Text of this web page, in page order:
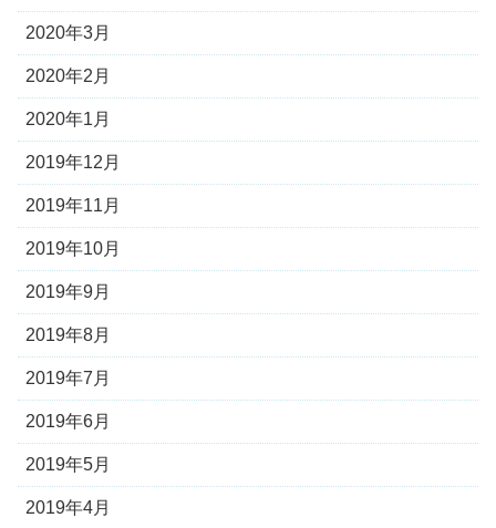
2020年3月
2020年2月
2020年1月
2019年12月
2019年11月
2019年10月
2019年9月
2019年8月
2019年7月
2019年6月
2019年5月
2019年4月